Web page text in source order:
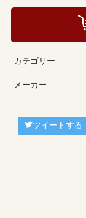
カテゴリー
メーカー
ツイートする